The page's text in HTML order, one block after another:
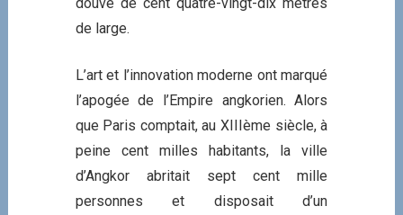
de large.
L’art et l’innovation moderne ont marqué
l’apogée de l’Empire angkorien. Alors
que Paris comptait, au XIIIème siècle, à
peine cent milles habitants, la ville
d’Angkor abritait sept cent mille
personnes et disposait d’un